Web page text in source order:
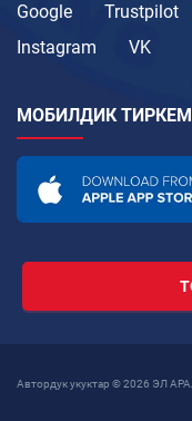
Google Trustpilot
Instagram
VK
МОБИЛДИК
Автордук укуктар © 2026 ЭЛ